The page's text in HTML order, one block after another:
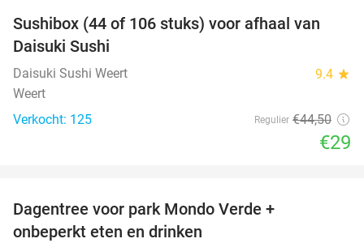
35%
Sushibox (44 of 106 stuks) voor afhaal van
Daisuki Sushi
Daisuki Sushi Weert 9.4 star
Weert
Verkocht: 125
Regulier €44,50
€29
Dagentree voor park Mondo Verde +
onbeperkt eten en drinken